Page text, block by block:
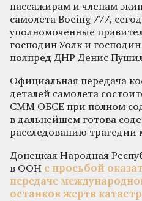
пассажирам и членам
самолета Boeing 777,
уполномоченные
господин Уолк и
полпред ДНР Денис
Официальная передача
деталей самолета
СММ ОБСЕ при полном
в дальнейшем готова
расследованию трагедии
Донецкая Народная
в ООН с просьбой
передаче
останков жертв